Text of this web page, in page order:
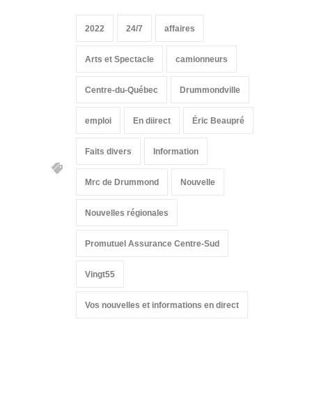
2022 24/7 affaires
Arts et Spectacle camionneurs
Centre-du-Québec Drummondville
emploi En diirect Éric Beaupré
Faits divers Information
Mrc de Drummond Nouvelle
Nouvelles régionales
Promutuel Assurance Centre-Sud
Vingt55
Vos nouvelles et informations en direct